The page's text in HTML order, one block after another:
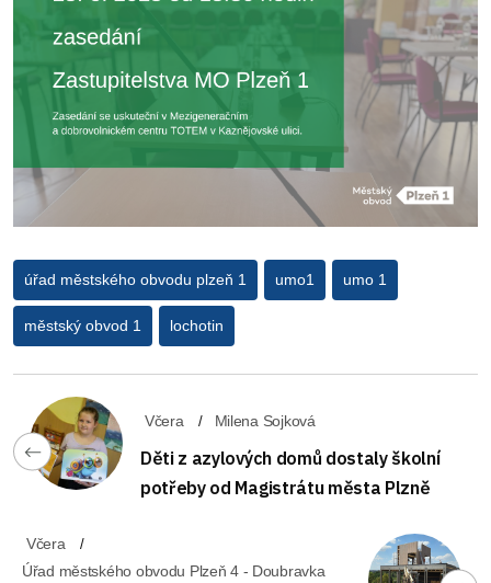
úřad městského obvodu plzeň 1 umo1 umo 1
městský obvod 1 lochotin
Včera Milena Sojková
Děti z azylových domů dostaly školní
potřeby od Magistrátu města Plzně
Včera
Úřad městského obvodu Plzeň 4 - Doubravka